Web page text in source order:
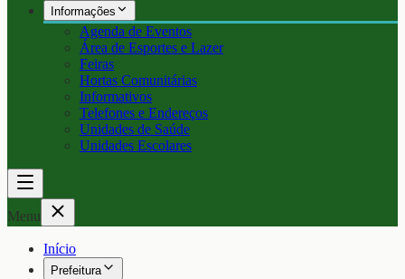
Informações
Agenda de Eventos
Área de Esportes e Lazer
Feiras
Hortas Comunitárias
Informativos
Telefones e Endereços
Unidades de Saúde
Unidades Escolares
Menu
Início
Prefeitura